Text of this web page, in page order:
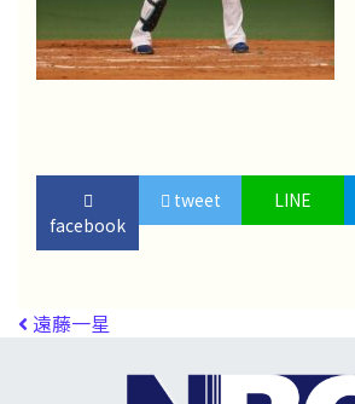
facebook
tweet LINE
投稿ナビゲーション
遠藤一星